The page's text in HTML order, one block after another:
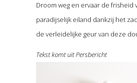
Droom weg en ervaar de frisheid
paradijselijk eiland dankzij het
de verleidelijke geur van deze
Tekst komt uit Persbericht